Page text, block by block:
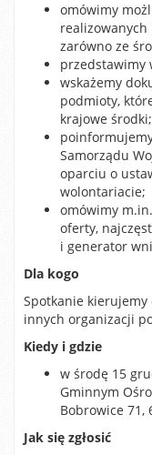
omówimy
realizowanych
zarówno ze
przedstawimy
wskażemy
podmioty,
krajowe środki;
Samorządu
oparciu o
wolontariacie;
omówimy
oferty,
i generator
Dla kogo
Spotkanie
innych organizacji
Kiedy i gdzie
w środę 15
Gminnym
Bobrowice 71,
Jak się zgłosić